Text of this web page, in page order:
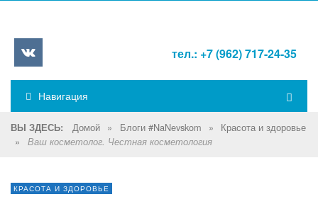
тел.: +7 (962) 717-24-35
Навигация
ВЫ ЗДЕСЬ: Домой » Блоги #NaNevskom »
Красота и здоровье
»
Ваш косметолог. Честная косметология
КРАСОТА И ЗДОРОВЬЕ